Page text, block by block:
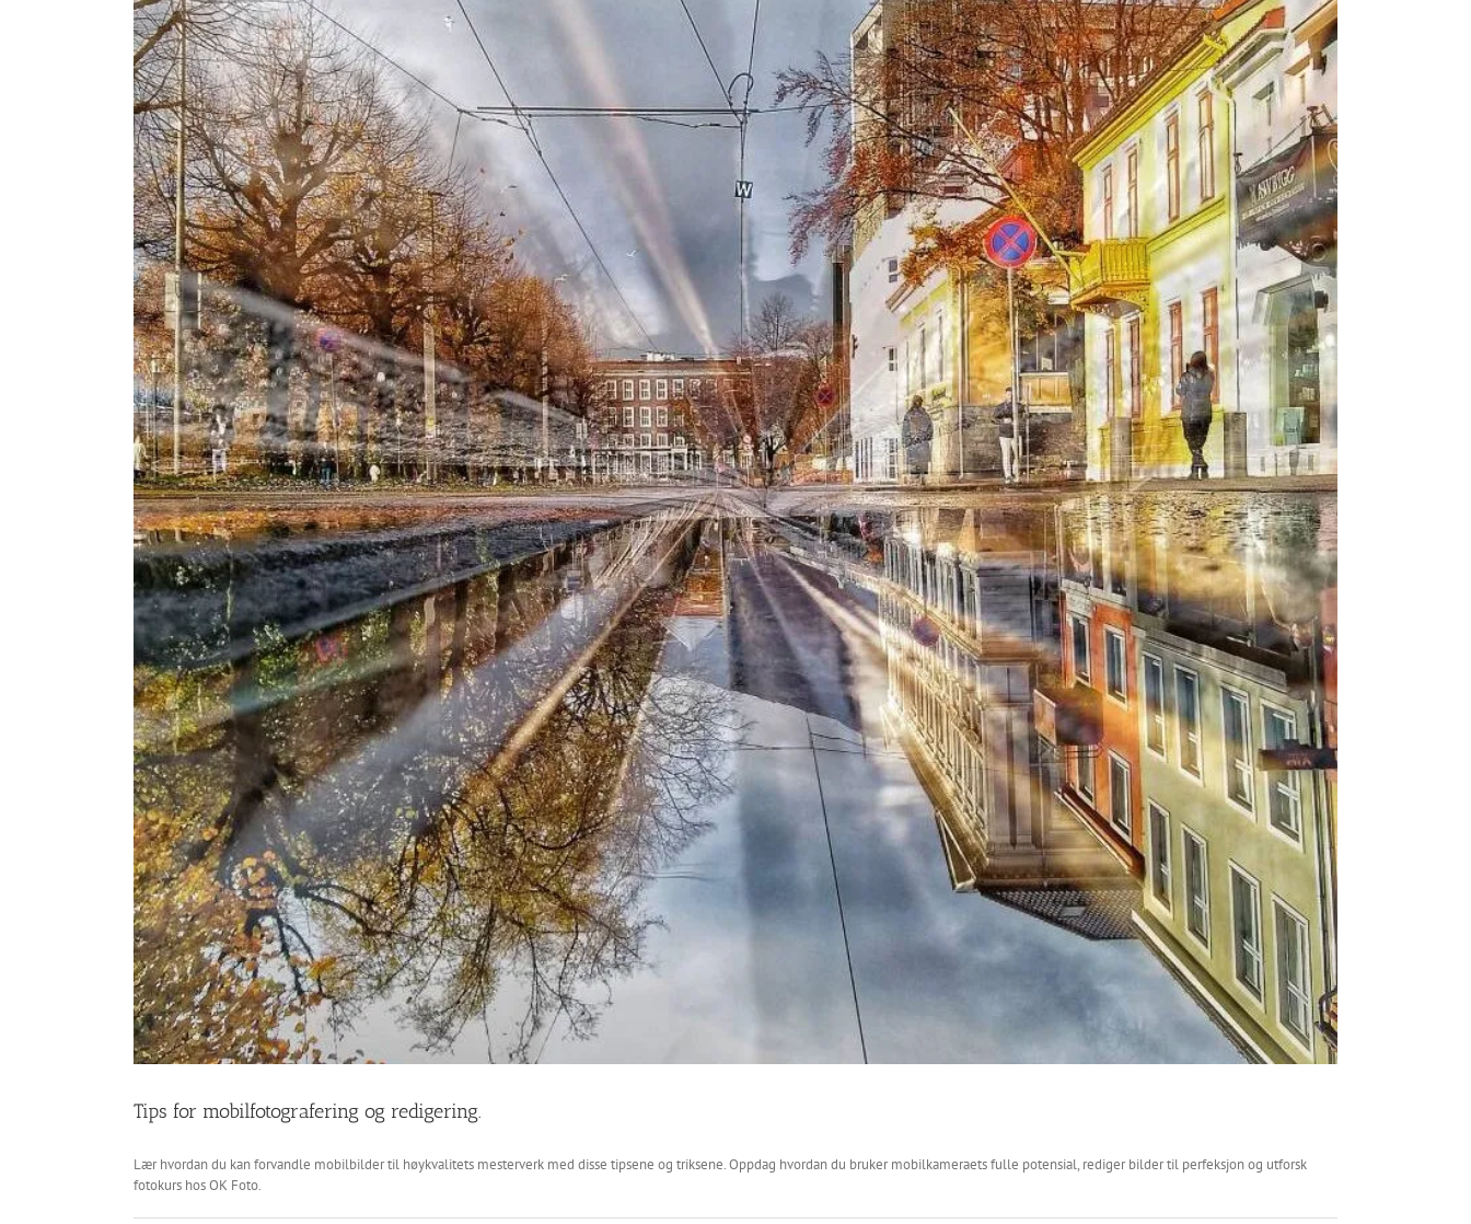
Tips for mobilfotografering og redigering.
Lær hvordan du kan forvandle mobilbilder til høykvalitets mesterverk med disse tipsene og triksene. Oppdag hvordan du bruker mobilkameraets fulle potensial, rediger bilder til perfeksjon og utforsk
fotokurs hos OK Foto.